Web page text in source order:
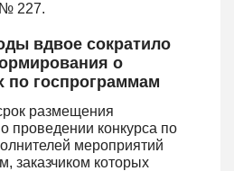
227.
вдвое сократило
о
по госпрограммам
размещения
проведении конкурса по
мероприятий
заказчиком которых